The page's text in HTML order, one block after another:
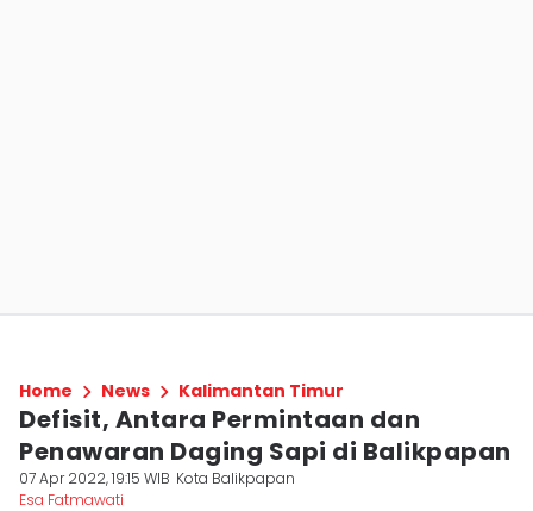
Home News Kalimantan Timur
Defisit, Antara Permintaan dan
Penawaran Daging Sapi di Balikpapan
07 Apr 2022, 19:15 WIB Kota Balikpapan
Esa Fatmawati